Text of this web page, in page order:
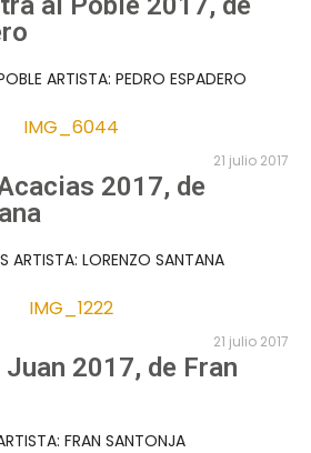
ARTISTA: PEDRO ESPADERO
21 julio 2017
2017, de
ARTISTA: LORENZO SANTANA
21 julio 2017
2017, de Fran
FRAN SANTONJA